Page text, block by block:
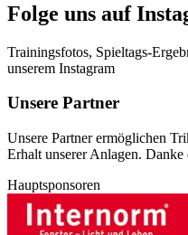
Folge uns auf
Trainingsfotos, Spieltags-
unserem Instagram
Unsere Partner
Unsere Partner ermöglichen
Erhalt unserer Anlagen. Danke
Hauptsponsoren